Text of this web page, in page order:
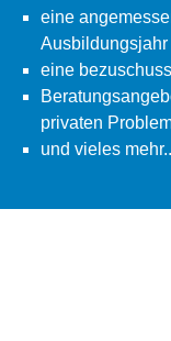
eine
Ausbildungsjahr
eine
privaten
und vieles